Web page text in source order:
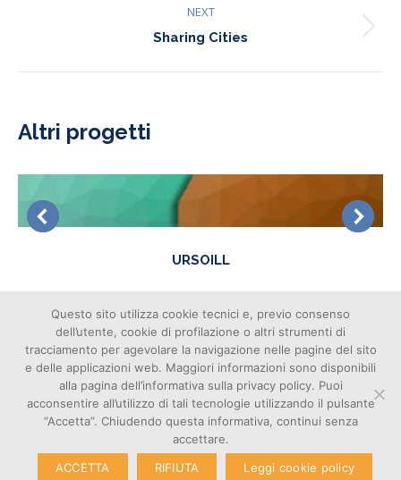
NEXT
Next
Sharing Cities
Altri progetti
URSOILL
© Copyright 2026 – Poliedra |
C.F. - P. IVA 12903700156 | Via
G. Colombo 40, 20133 Milano
Cookie
Amministrazione
Trasparente
Questo sito utilizza cookie tecnici e, previo consenso
dell’utente, cookie di profilazione o altri strumenti di
tracciamento per agevolare la navigazione nelle pagine del sito
e delle applicazioni web. Maggiori informazioni sono disponibili
alla pagina dell’informativa sulla privacy policy. Puoi
acconsentire all’utilizzo di tali tecnologie utilizzando il pulsante
“Accetta”. Chiudendo questa informativa, continui senza
accettare.
ACCETTA
RIFIUTA Leggi cookie policy